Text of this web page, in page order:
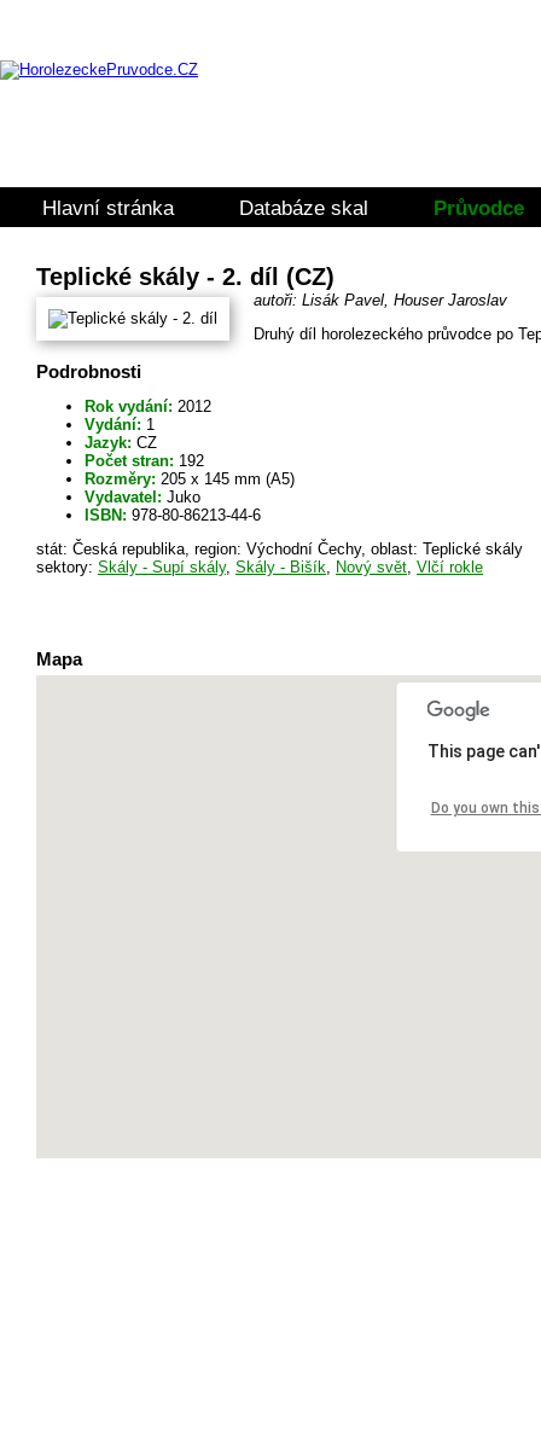
Hlavní stránka Databáze skal Průvodce
Teplické skály - 2. díl (CZ)
autoři: Lisák Pavel, Houser Jaroslav
Druhý díl horolezeckého průvodce po
Podrobnosti
Rok vydání: 2012
Vydání: 1
Jazyk: CZ
Počet stran: 192
Rozměry: 205 x 145 mm (A5)
Vydavatel: Juko
ISBN: 978-80-86213-44-6
stát: Česká republika, region: Východní Čechy, oblast: Teplické skály
sektory: Skály - Supí skály, Skály - Bišík, Nový svět, Vlčí rokle
Mapa
This page
Do you own